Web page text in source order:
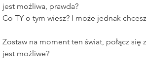
jest możliwa, prawda?
Co TY o tym wiesz? I może jednak
Zostaw na moment ten świat, połącz się
jest możliwe?